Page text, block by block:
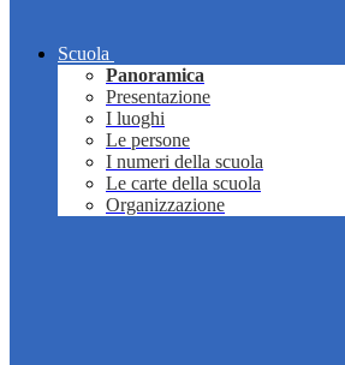
Scuola
Panoramica
Presentazione
I luoghi
Le persone
I numeri della scuola
Le carte della scuola
Organizzazione